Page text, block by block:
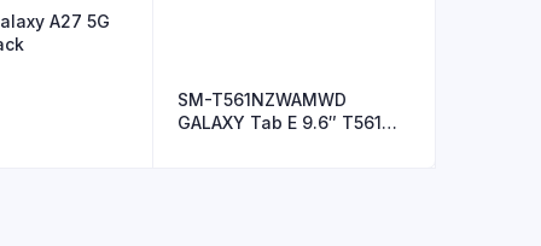
A27 5G
SM-T561NZWAMWD
GALAXY Tab E 9.6″ T561